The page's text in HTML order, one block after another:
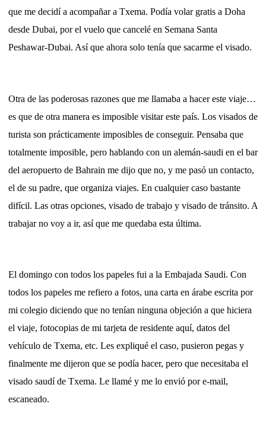
que me decidí a acompañar a Txema. Podía volar gratis a Doha
desde Dubai, por el vuelo que cancelé en Semana Santa
Peshawar-Dubai. Así que ahora solo tenía que sacarme el visado.
Otra de las poderosas razones que me llamaba a hacer este viaje…
es que de otra manera es imposible visitar este país. Los visados de
turista son prácticamente imposibles de conseguir. Pensaba que
totalmente imposible, pero hablando con un alemán-saudi en el bar
del aeropuerto de Bahrain me dijo que no, y me pasó un contacto,
el de su padre, que organiza viajes. En cualquier caso bastante
difícil. Las otras opciones, visado de trabajo y visado de tránsito. A
trabajar no voy a ir, así que me quedaba esta última.
El domingo con todos los papeles fui a la Embajada Saudi. Con
todos los papeles me refiero a fotos, una carta en árabe escrita por
mi colegio diciendo que no tenían ninguna objeción a que hiciera
el viaje, fotocopias de mi tarjeta de residente aquí, datos del
vehículo de Txema, etc. Les expliqué el caso, pusieron pegas y
finalmente me dijeron que se podía hacer, pero que necesitaba el
visado saudí de Txema. Le llamé y me lo envió por e-mail,
escaneado.